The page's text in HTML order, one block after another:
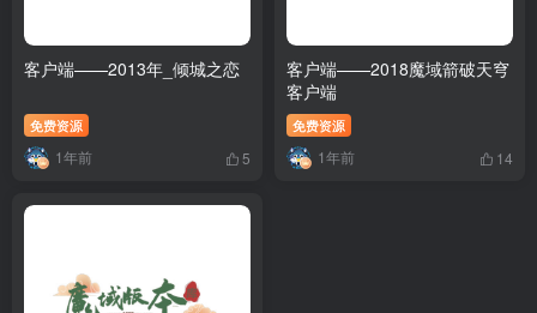
客户端——2013年_倾城之恋
免费资源
1年前 5
客户端——2018魔域箭破天穹
客户端
免费资源
1年前 14